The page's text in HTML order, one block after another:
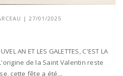
| 27/01/2025
AN ET LES GALETTES, C'EST LA
L'origine de la Saint Valentin reste
cette fête a été...